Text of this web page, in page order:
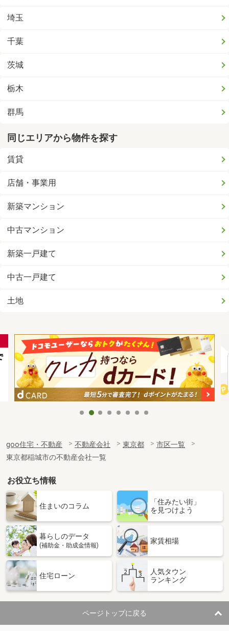
埼玉
千葉
茨城
栃木
群馬
同じエリアから物件を探す
賃貸
店舗・事業用
新築マンション
中古マンション
新築一戸建て
中古一戸建て
土地
goo住宅・不動産 不動産会社 東京都
市区一覧
東京都稲城市の不動産会社一覧
お役立ち情報
住まいのコラム
「住みたい街」
を見つけよう
暮らしのデータ
(補助金・助成金情報)
家賃相場
住宅ローン
人気タウン
ランキング
ページトップに戻る